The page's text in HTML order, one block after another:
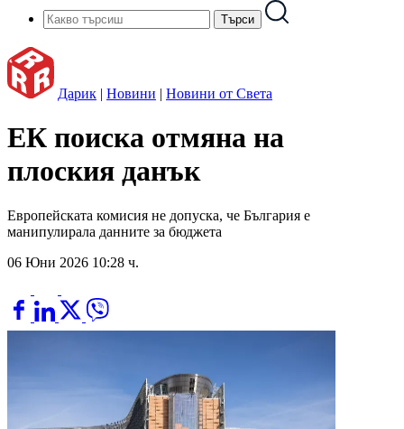
Дарик | Новини | Новини от Света
ЕК поиска отмяна на
плоския данък
Европейската комисия не допуска, че България е
манипулирала данните за бюджета
06 Юни 2026 10:28 ч.